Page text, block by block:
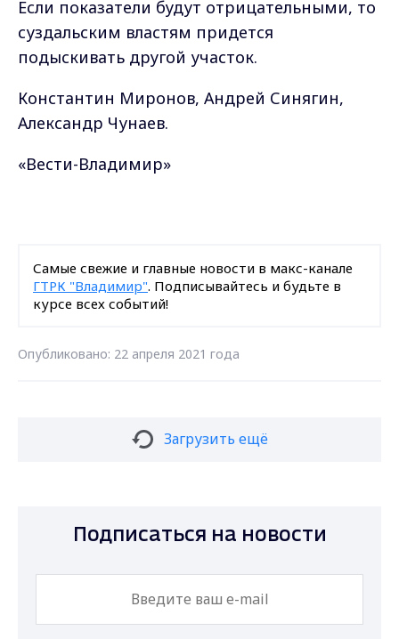
Если показатели будут отрицательными, то
суздальским властям придется
подыскивать другой участок.
Константин Миронов, Андрей Синягин,
Александр Чунаев.
«Вести-Владимир»
Самые свежие и главные новости в макс-канале
ГТРК "Владимир". Подписывайтесь и будьте в
курсе всех событий!
Опубликовано: 22 апреля 2021 года
Загрузить ещё
Подписаться на новости